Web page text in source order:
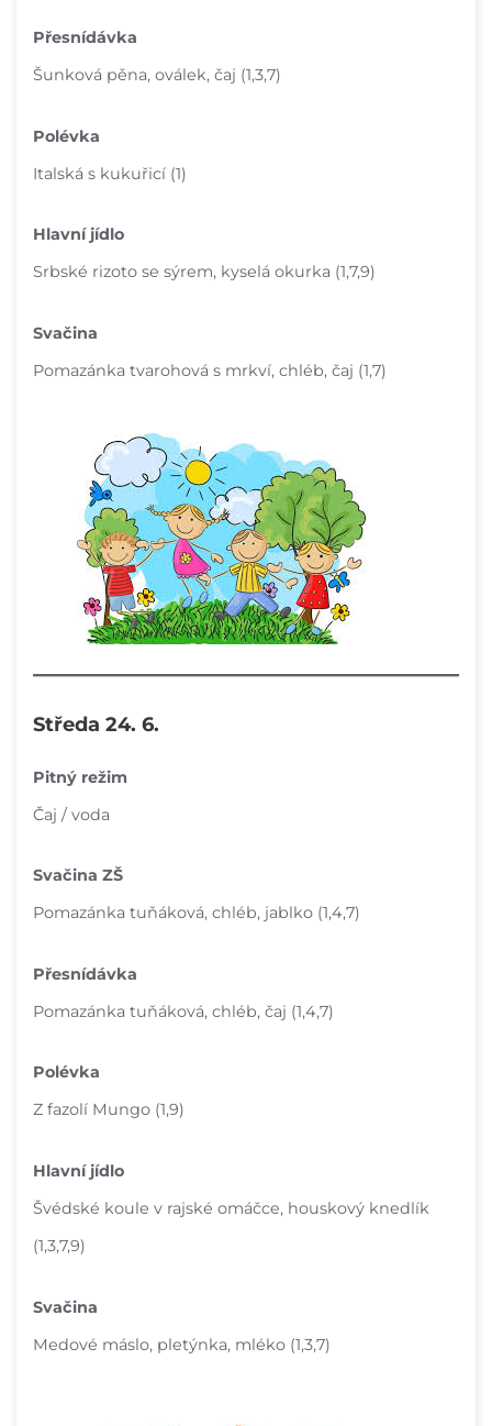
Přesnídávka
Šunková pěna, oválek, čaj (1,3,7)
Polévka
Italská s kukuřicí (1)
Hlavní jídlo
Srbské rizoto se sýrem, kyselá okurka (1,7,9)
Svačina
Pomazánka tvarohová s mrkví, chléb, čaj (1,7)
Středa 24. 6.
Pitný režim
Čaj / voda
Svačina ZŠ
Pomazánka tuňáková, chléb, jablko (1,4,7)
Přesnídávka
Pomazánka tuňáková, chléb, čaj (1,4,7)
Polévka
Z fazolí Mungo (1,9)
Hlavní jídlo
Švédské koule v rajské omáčce, houskový knedlík
(1,3,7,9)
Svačina
Medové máslo, pletýnka, mléko (1,3,7)